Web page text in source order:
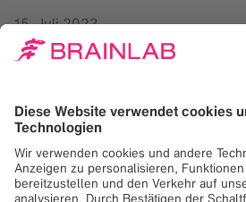
15. Juli 2023
Vier Jahre nach dem letzten „Tag
2019 konnte Brainlab dieses Jahr
veranstalten.
Mitarbeiter:innen der Brainlab
sowie Familien und Freunde –
Besucher:innen – verfolgten
Wetter das Bühnenprogramm der